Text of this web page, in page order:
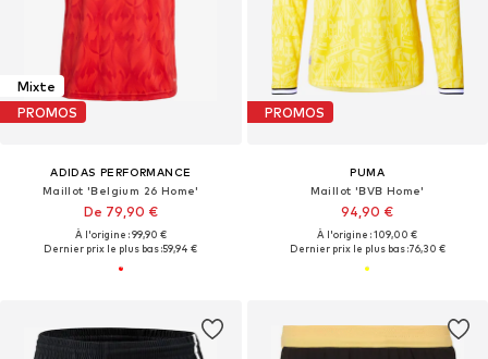
Mixte
PROMOS
ADIDAS PERFORMANCE
Maillot 'Belgium 26 Home'
De 79,90 €
À l'origine : 99,90 €
Dernier prix le plus bas :59,94 €
PROMOS
PUMA
Maillot 'BVB Home'
94,90 €
À l'origine : 109,00 €
Dernier prix le plus bas :76,30 €